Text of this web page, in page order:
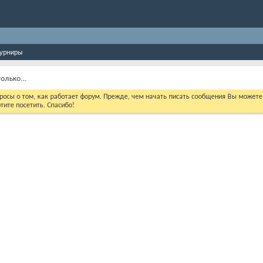
о том, как работает форум. Прежде, чем начать писать сообщения Вы можете
посетить. Спасибо!